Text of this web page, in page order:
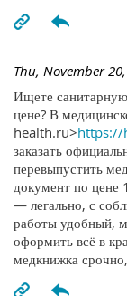
Thu, November
Ищете
цене? В
health.ru>https://
заказать
перевыпустить
документ по цене
— легально, с
работы удобный,
оформить всё в
медкнижка